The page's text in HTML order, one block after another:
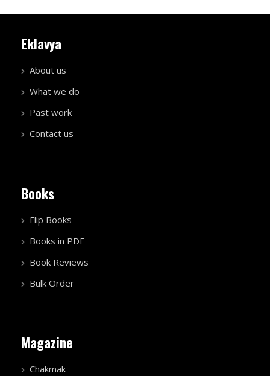
Eklavya
About us
What we do
Past work
Contact us
Books
Flip Books
Books in PDF
Book Reviews
Bulk Order
Magazine
Chakmak